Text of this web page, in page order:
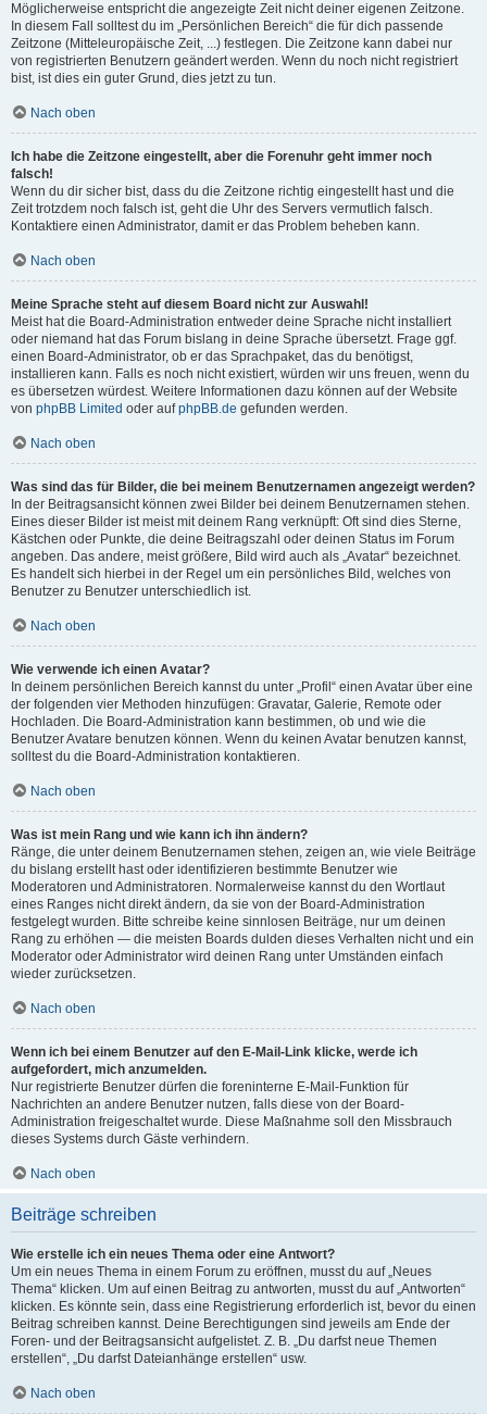
Möglicherweise entspricht die angezeigte Zeit nicht deiner eigenen Zeitzone.
In diesem Fall solltest du im „Persönlichen Bereich“ die für dich passende
Zeitzone (Mitteleuropäische Zeit, ...) festlegen. Die Zeitzone kann dabei nur
von registrierten Benutzern geändert werden. Wenn du noch nicht registriert
bist, ist dies ein guter Grund, dies jetzt zu tun.
Nach oben
Ich habe die Zeitzone eingestellt, aber die Forenuhr geht immer noch
falsch!
Wenn du dir sicher bist, dass du die Zeitzone richtig eingestellt hast und die
Zeit trotzdem noch falsch ist, geht die Uhr des Servers vermutlich falsch.
Kontaktiere einen Administrator, damit er das Problem beheben kann.
Nach oben
Meine Sprache steht auf diesem Board nicht zur Auswahl!
Meist hat die Board-Administration entweder deine Sprache nicht installiert
oder niemand hat das Forum bislang in deine Sprache übersetzt. Frage ggf.
einen Board-Administrator, ob er das Sprachpaket, das du benötigst,
installieren kann. Falls es noch nicht existiert, würden wir uns freuen, wenn du
es übersetzen würdest. Weitere Informationen dazu können auf der Website
von phpBB Limited oder aufphpBB.de gefunden werden.
Nach oben
Was sind das für Bilder, die bei meinem Benutzernamen angezeigt werden?
In der Beitragsansicht können zwei Bilder bei deinem Benutzernamen stehen.
Eines dieser Bilder ist meist mit deinem Rang verknüpft: Oft sind dies Sterne,
Kästchen oder Punkte, die deine Beitragszahl oder deinen Status im Forum
angeben. Das andere, meist größere, Bild wird auch als „Avatar“ bezeichnet.
Es handelt sich hierbei in der Regel um ein persönliches Bild, welches von
Benutzer zu Benutzer unterschiedlich ist.
Nach oben
Wie verwende ich einen Avatar?
In deinem persönlichen Bereich kannst du unter „Profil“ einen Avatar über eine
der folgenden vier Methoden hinzufügen: Gravatar, Galerie, Remote oder
Hochladen. Die Board-Administration kann bestimmen, ob und wie die
Benutzer Avatare benutzen können. Wenn du keinen Avatar benutzen kannst,
solltest du die Board-Administration kontaktieren.
Nach oben
Was ist mein Rang und wie kann ich ihn ändern?
Ränge, die unter deinem Benutzernamen stehen, zeigen an, wie viele Beiträge
du bislang erstellt hast oder identifizieren bestimmte Benutzer wie
Moderatoren und Administratoren. Normalerweise kannst du den Wortlaut
eines Ranges nicht direkt ändern, da sie von der Board-Administration
festgelegt wurden. Bitte schreibe keine sinnlosen Beiträge, nur um deinen
Rang zu erhöhen — die meisten Boards dulden dieses Verhalten nicht und ein
Moderator oder Administrator wird deinen Rang unter Umständen einfach
wieder zurücksetzen.
Nach oben
Wenn ich bei einem Benutzer auf den E-Mail-Link klicke, werde ich
aufgefordert, mich anzumelden.
Nur registrierte Benutzer dürfen die foreninterne E-Mail-Funktion für
Nachrichten an andere Benutzer nutzen, falls diese von der Board-
Administration freigeschaltet wurde. Diese Maßnahme soll den Missbrauch
dieses Systems durch Gäste verhindern.
Nach oben
Beiträge schreiben
Wie erstelle ich ein neues Thema oder eine Antwort?
Um ein neues Thema in einem Forum zu eröffnen, musst du auf „Neues
Thema“ klicken. Um auf einen Beitrag zu antworten, musst du auf „Antworten“
klicken. Es könnte sein, dass eine Registrierung erforderlich ist, bevor du einen
Beitrag schreiben kannst. Deine Berechtigungen sind jeweils am Ende der
Foren- und der Beitragsansicht aufgelistet. Z. B. „Du darfst neue Themen
erstellen“, „Du darfst Dateianhänge erstellen“ usw.
Nach oben